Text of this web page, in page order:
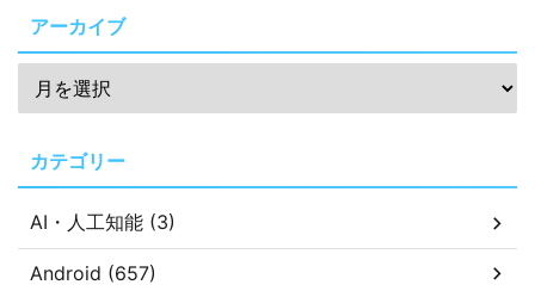
アーカイブ
カテゴリー
AI・人工知能 (3)
Android (657)